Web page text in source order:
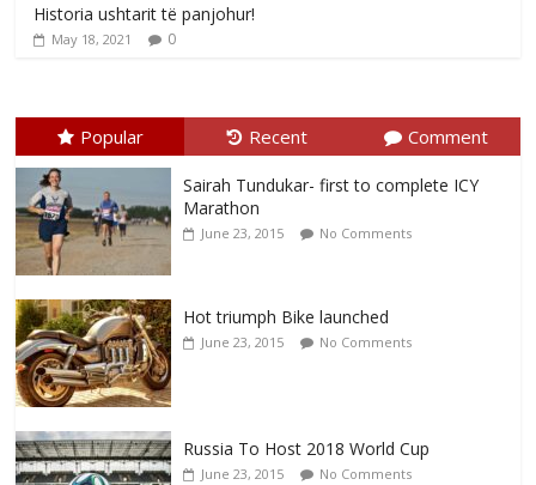
Historia ushtarit të panjohur!
May 18, 2021 0
Popular Recent Comment
Sairah Tundukar- first to complete ICY
Marathon
June 23, 2015 No Comments
Hot triumph Bike launched
June 23, 2015 No Comments
Russia To Host 2018 World Cup
June 23, 2015 No Comments